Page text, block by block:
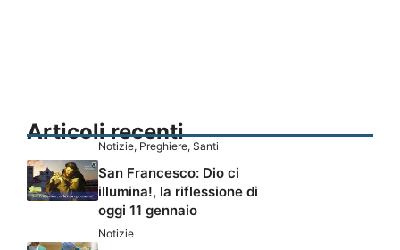
Articoli recenti
Notizie, Preghiere, Santi
San Francesco: Dio ci
illumina!, la riflessione di
oggi 11 gennaio
Notizie